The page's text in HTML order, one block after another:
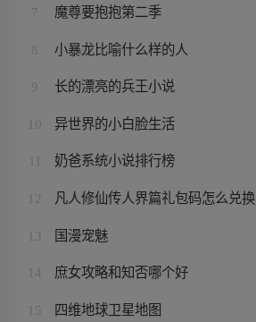
7 魔尊要抱抱第二季
8 小暴龙比喻什么样的人
9 长的漂亮的兵王小说
10 异世界的小白脸生活
奶爸系统小说排行榜
12 凡人修仙传人界篇礼包码怎么兑换
13 国漫宠魅
14 庶女攻略和知否哪个好
15 四维地球卫星地图